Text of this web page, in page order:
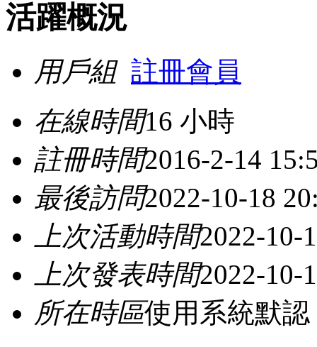
活躍概況
用戶組 註冊會員
在線時間16 小時
註冊時間2016-2-14
最後訪問2022-10-18
上次活動時間2022-10-
上次發表時間2022-10-
所在時區使用系統默認